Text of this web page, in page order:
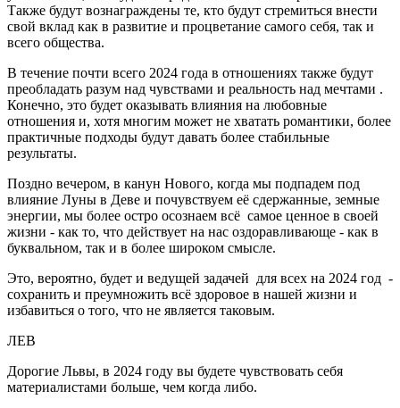
Также будут вознаграждены те, кто будут стремиться внести
свой вклад как в развитие и процветание самого себя, так и
всего общества.
В течение почти всего 2024 года в отношениях также будут
преобладать разум над чувствами и реальность над мечтами .
Конечно, это будет оказывать влияния на любовные
отношения и, хотя многим может не хватать романтики, более
практичные подходы будут давать более стабильные
результаты.
Поздно вечером, в канун Нового, когда мы подпадем под
влияние Луны в Деве и почувствуем её сдержанные, земные
энергии, мы более остро осознаем всё самое ценное в своей
жизни - как то, что действует на нас оздоравливающе - как в
буквальном, так и в более широком смысле.
Это, вероятно, будет и ведущей задачей для всех на 2024 год -
сохранить и преумножить всё здоровое в нашей жизни и
избавиться о того, что не является таковым.
ЛЕВ
Дорогие Львы, в 2024 году вы будете чувствовать себя
материалистами больше, чем когда либо.